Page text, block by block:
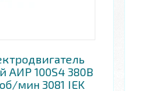
АИР 100S4 380В
мин 3081 IEK